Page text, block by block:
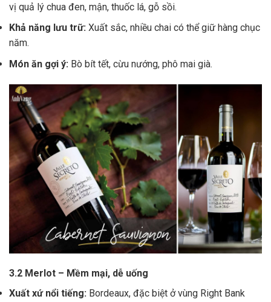
vị quả lý chua đen, mận, thuốc lá, gỗ sồi.
Khả năng lưu trữ: Xuất sắc, nhiều chai có thể giữ hàng chục
năm.
Món ăn gợi ý: Bò bít tết, cừu nướng, phô mai già.
3.2 Merlot – Mềm mại, dễ uống
Xuất xứ nổi tiếng: Bordeaux, đặc biệt ở vùng Right Bank